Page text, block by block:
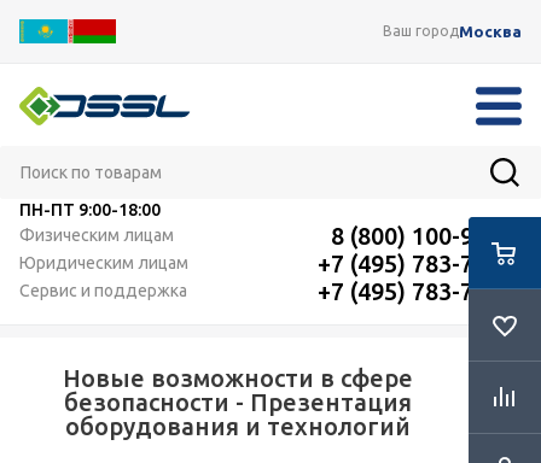
Ваш городМосква
ПН-ПТ 9:00-18:00
Физическим лицам
8 (800) 100-91-12
Юридическим лицам +7 (495) 783-72-87
Сервис и поддержка +7 (495) 783-72-87
Новые возможности в сфере
безопасности - Презентация
оборудования и технологий